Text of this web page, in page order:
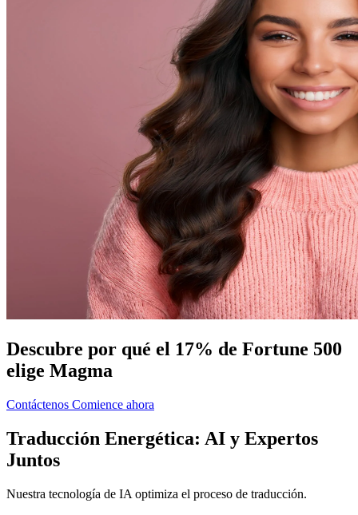
Descubre por qué el 17% de Fortune 500
elige Magma
Contáctenos Comience ahora
Traducción Energética: AI y Expertos
Juntos
Nuestra tecnología de IA optimiza el proceso de traducción.